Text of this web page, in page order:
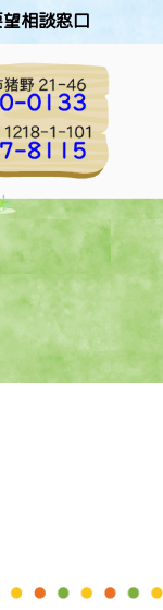
相談窓口